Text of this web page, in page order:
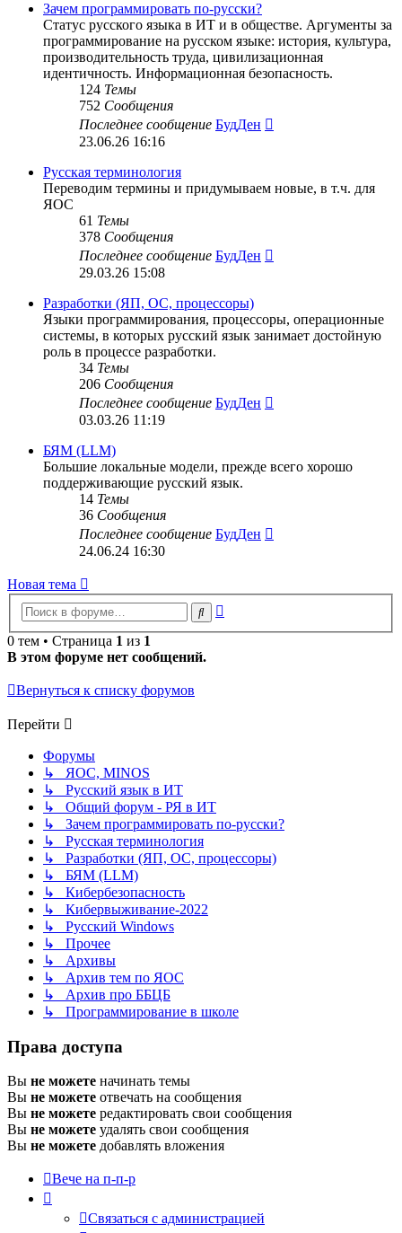
Зачем программировать по-русски?
Статус русского языка в ИТ и в обществе. Аргументы за
программирование на русском языке: история, культура,
производительность труда, цивилизационная
идентичность. Информационная безопасность.
124 Темы
752 Сообщения
Последнее сообщение БудДен
23.06.26 16:16
Русская терминология
Переводим термины и придумываем новые, в т.ч. для
ЯОС
61 Темы
378 Сообщения
Последнее сообщение БудДен
29.03.26 15:08
Разработки (ЯП, ОС, процессоры)
Языки программирования, процессоры, операционные
системы, в которых русский язык занимает достойную
роль в процессе разработки.
34 Темы
206 Сообщения
Последнее сообщение БудДен
03.03.26 11:19
БЯМ (LLM)
Большие локальные модели, прежде всего хорошо
поддерживающие русский язык.
14 Темы
36 Сообщения
Последнее сообщение БудДен
24.06.24 16:30
Новая тема
Поиск
0 тем • Страница 1 из 1
В этом форуме нет сообщений.
Вернуться к списку форумов
Перейти
Форумы
↳ ЯОС, MINOS
↳ Русский язык в ИТ
↳ Общий форум - РЯ в ИТ
↳ Зачем программировать по-русски?
↳ Русская терминология
↳ Разработки (ЯП, ОС, процессоры)
↳ БЯМ (LLM)
↳ Кибербезопасность
↳ Кибервыживание-2022
↳ Русский Windows
↳ Прочее
↳ Архивы
↳ Архив тем по ЯОС
↳ Архив про ББЦБ
↳ Программирование в школе
Права доступа
Вы не можете начинать темы
Вы не можете отвечать на сообщения
Вы не можете редактировать свои сообщения
Вы не можете удалять свои сообщения
Вы не можете добавлять вложения
Вече на п-п-р
Связаться с администрацией